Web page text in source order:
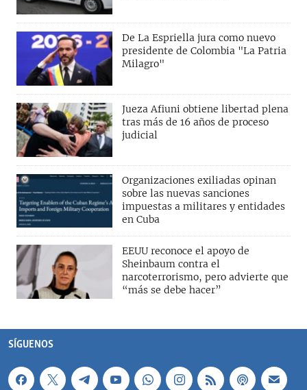
De La Espriella jura como nuevo
presidente de Colombia "La Patria
Milagro"
Jueza Afiuni obtiene libertad plena
tras más de 16 años de proceso
judicial
Organizaciones exiliadas opinan
sobre las nuevas sanciones
impuestas a militares y entidades
en Cuba
EEUU reconoce el apoyo de
Sheinbaum contra el
narcoterrorismo, pero advierte que
“más se debe hacer”
SÍGUENOS